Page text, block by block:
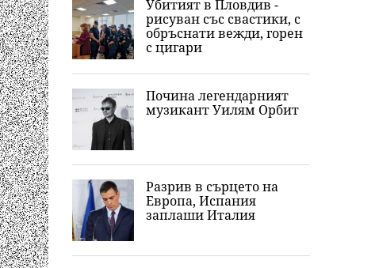
Убитият в Пловдив -
рисуван със свастики, с
обръснати вежди, горен
с цигари
Почина легендарният
музикант Уилям Орбит
Разрив в сърцето на
Европа, Испания
заплаши Италия